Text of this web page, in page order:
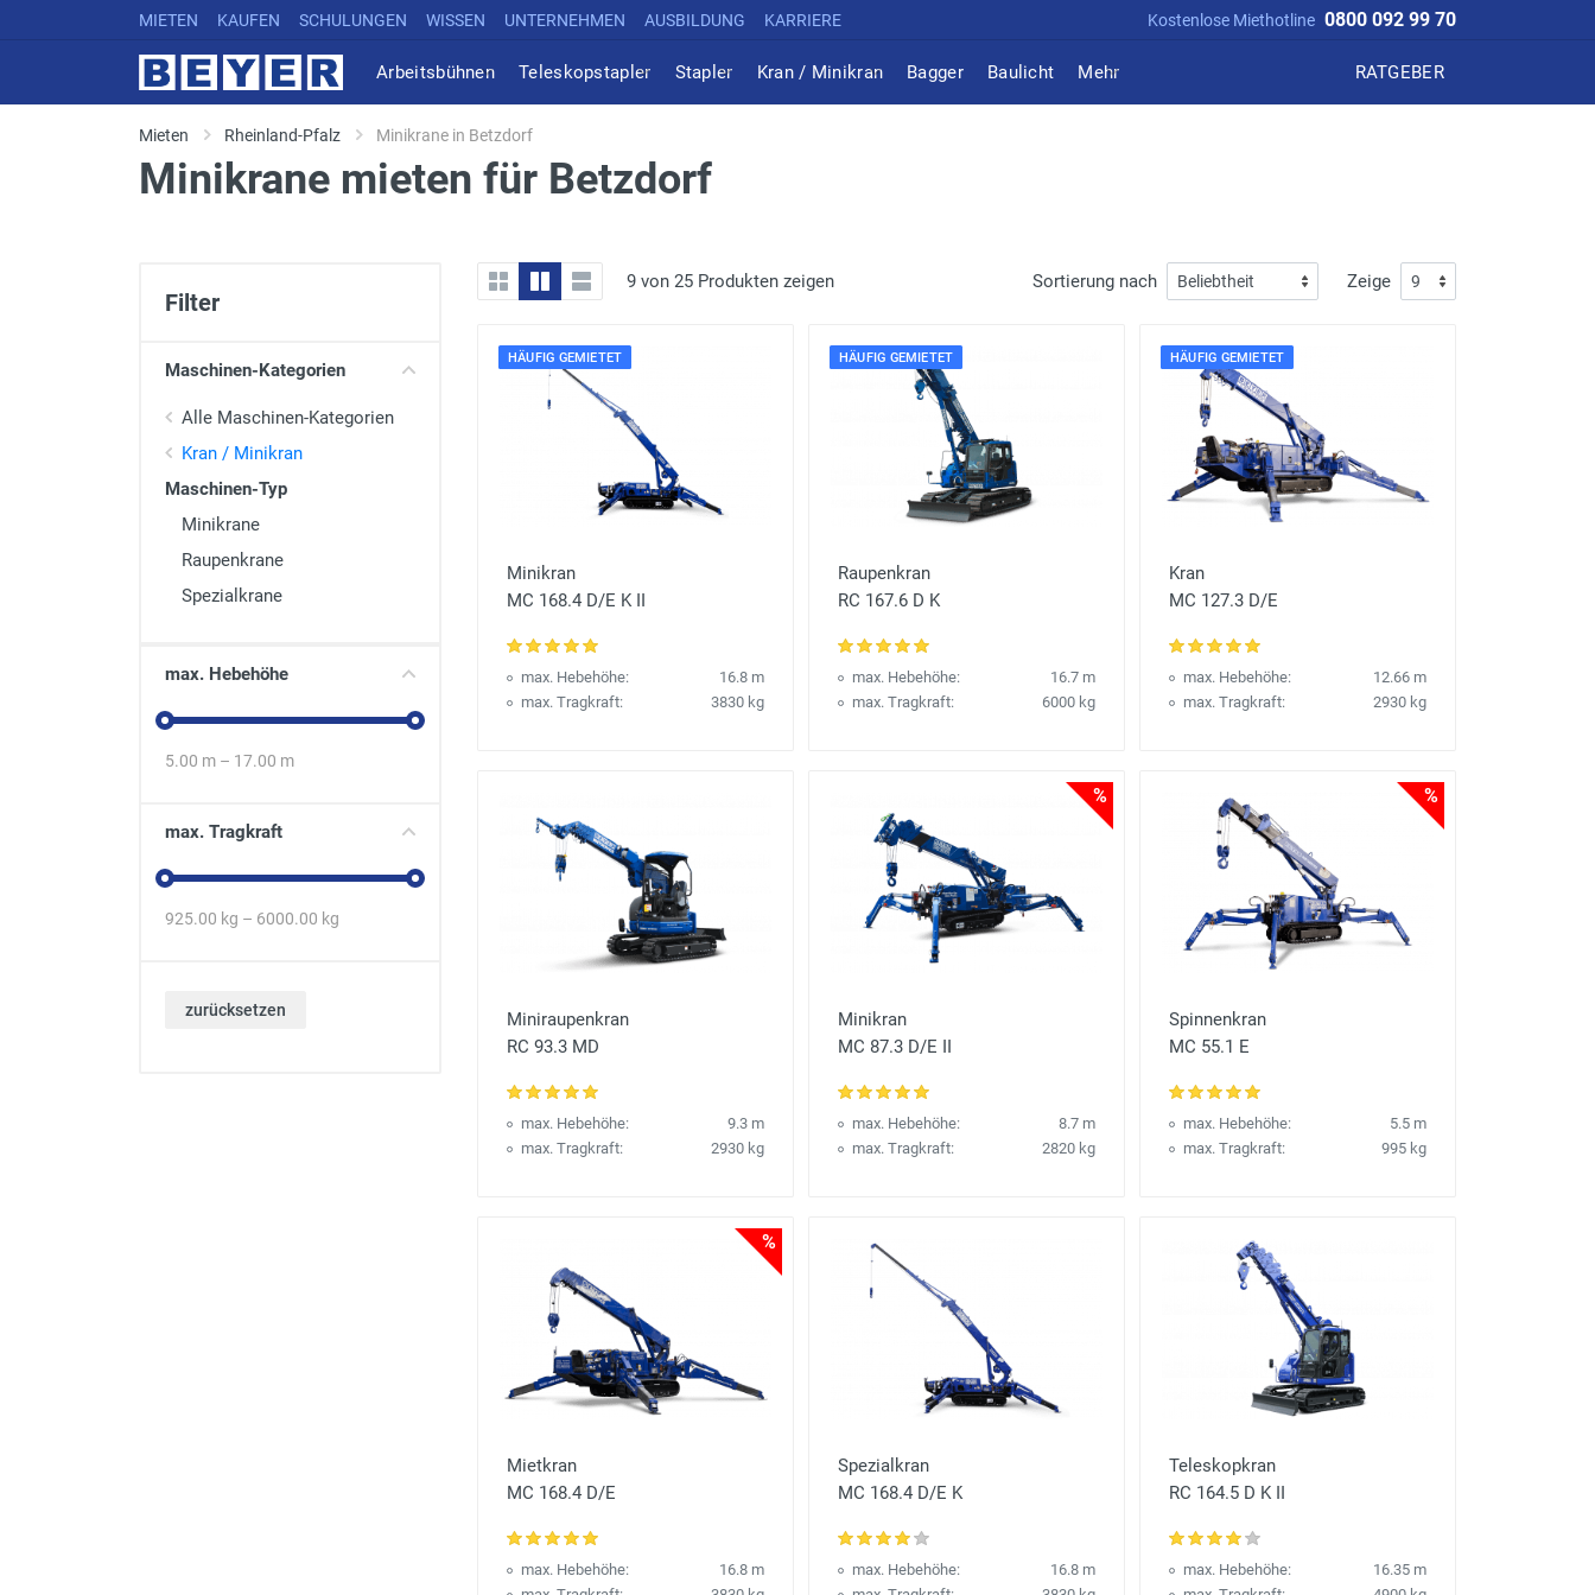
MIETEN KAUFEN SCHULUNGEN WISSEN UNTERNEHMEN AUSBILDUNG KARRIERE Kostenlose Miethotline 0800 092 99 70
Arbeitsbühnen Teleskopstapler Stapler Kran / Minikran Bagger Baulicht Mehr RATGEBER
Mieten Rheinland-Pfalz Minikrane in Betzdorf
Minikrane mieten für Betzdorf
Filter
Maschinen-Kategorien
Alle Maschinen-Kategorien
Kran / Minikran
Maschinen-Typ
Minikrane
Raupenkrane
Spezialkrane
max. Hebehöhe
5.00 m – 17.00 m
max. Tragkraft
925.00 kg – 6000.00 kg
zurücksetzen
9 von 25 Produkten zeigen Sortierung nach Zeige
HÄUFIG GEMIETET
Minikran
MC 168.4 D/E K II
max. Hebehöhe:
16.8 m
max. Tragkraft:
3830 kg
HÄUFIG GEMIETET
Raupenkran
RC 167.6 D K
max. Hebehöhe:
16.7 m
max. Tragkraft:
6000 kg
HÄUFIG GEMIETET
Kran
MC 127.3 D/E
max. Hebehöhe:
12.66 m
max. Tragkraft:
2930 kg
Miniraupenkran
RC 93.3 MD
max. Hebehöhe:
9.3 m
max. Tragkraft:
2930 kg
%
Minikran
MC 87.3 D/E II
max. Hebehöhe:
8.7 m
max. Tragkraft:
2820 kg
%
Spinnenkran
MC 55.1 E
max. Hebehöhe:
5.5 m
max. Tragkraft:
995 kg
%
Mietkran
MC 168.4 D/E
max. Hebehöhe:
16.8 m
Spezialkran
MC 168.4 D/E K
max. Hebehöhe:
16.8 m
Teleskopkran
RC 164.5 D K II
max. Hebehöhe:
16.35 m